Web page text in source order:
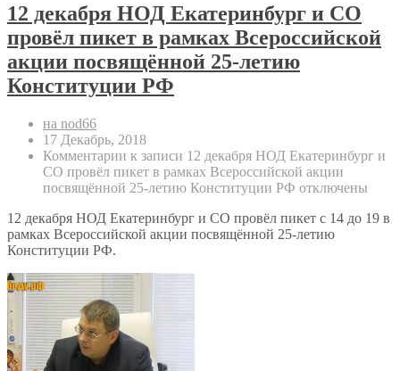
12 декабря НОД Екатеринбург и СО
провёл пикет в рамках Всероссийской
акции посвящённой 25-летию
Конституции РФ
на nod66
17 Декабрь, 2018
Комментарии к записи 12 декабря НОД Екатеринбург и
СО провёл пикет в рамках Всероссийской акции
посвящённой 25-летию Конституции РФ отключены
12 декабря НОД Екатеринбург и СО провёл пикет с 14 до 19 в
рамках Всероссийской акции посвящённой 25-летию
Конституции РФ.